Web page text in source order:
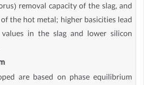
removal capacity of the slag, and
the hot metal; higher basicities lead
in the slag and lower silicon
are based on phase equilibrium